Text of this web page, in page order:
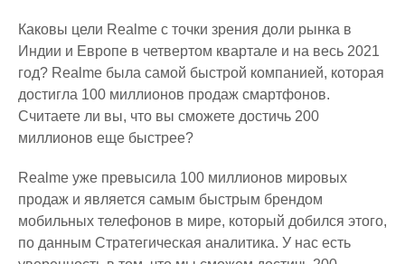
Каковы цели Realme с точки зрения доли рынка в
Индии и Европе в четвертом квартале и на весь 2021
год? Realme была самой быстрой компанией, которая
достигла 100 миллионов продаж смартфонов.
Считаете ли вы, что вы сможете достичь 200
миллионов еще быстрее?
Realme уже превысила 100 миллионов мировых
продаж и является самым быстрым брендом
мобильных телефонов в мире, который добился этого,
по данным Стратегическая аналитика. У нас есть